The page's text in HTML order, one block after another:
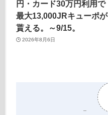
円・カード30万円利用で
最大13,000JRキューポが
貰える。～9/15。
2026年8月6日